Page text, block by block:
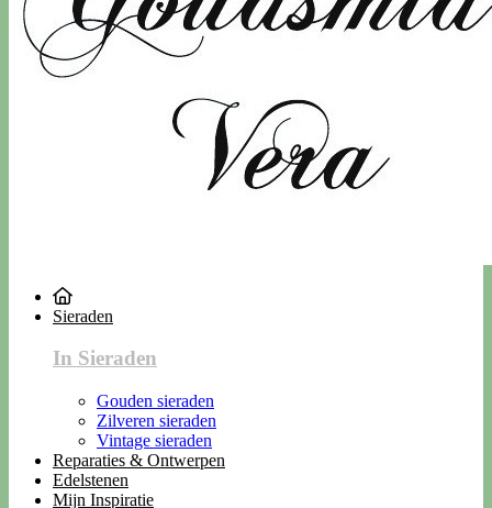
Sieraden
In Sieraden
Gouden sieraden
Zilveren sieraden
Vintage sieraden
Reparaties & Ontwerpen
Edelstenen
Mijn Inspiratie